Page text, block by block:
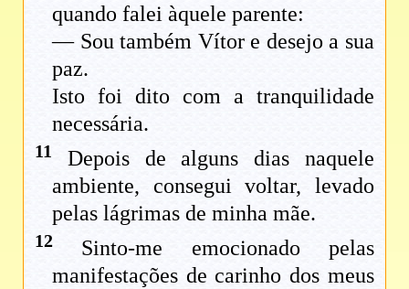
quando falei àquele parente:
— Sou também Vítor e desejo a sua
paz.
Isto foi dito com a tranquilidade
necessária.
11
Depois de alguns dias naquele
ambiente, consegui voltar, levado
pelas lágrimas de minha mãe.
12 Sinto-me emocionado pelas
manifestações de carinho dos meus